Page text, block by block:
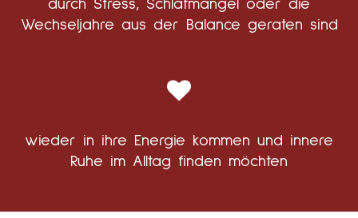
durch Stress, Schlafmangel oder die
Wechseljahre aus der Balance geraten sind
wieder in ihre Energie kommen und innere
Ruhe im Alltag finden möchten